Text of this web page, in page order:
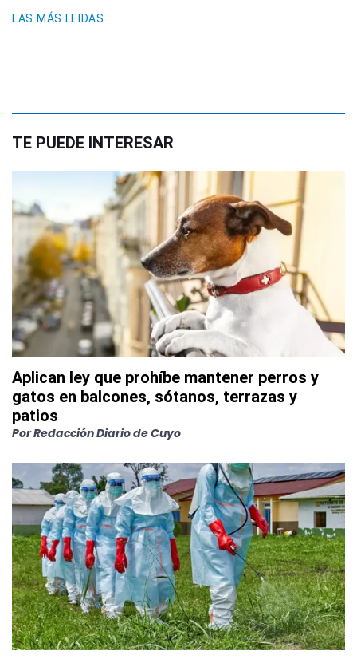
LAS MÁS LEIDAS
TE PUEDE INTERESAR
Aplican ley que prohíbe mantener perros y
gatos en balcones, sótanos, terrazas y
patios
PorRedacción Diario de Cuyo